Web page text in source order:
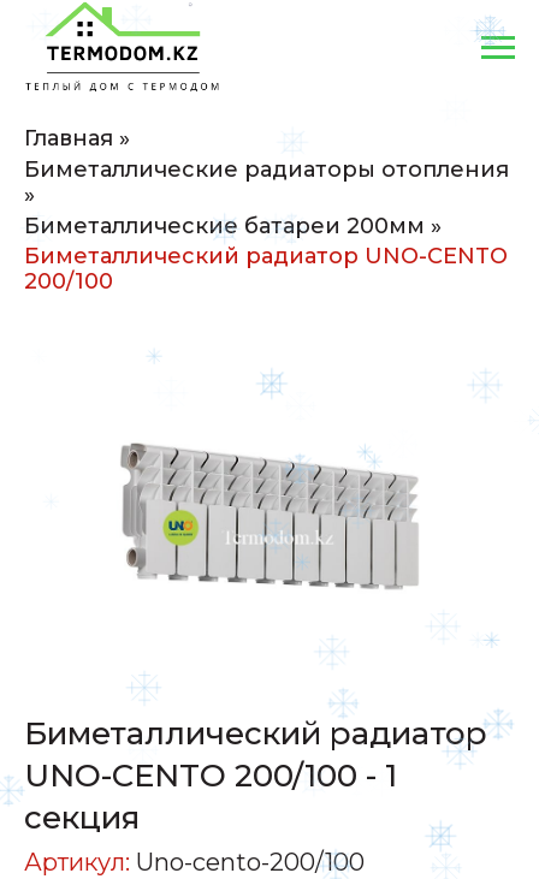
Главная »
Биметаллические радиаторы отопления
»
Биметаллические батареи 200мм »
Биметаллический радиатор UNO-CENTO
200/100
Биметаллический радиатор
UNO-CENTO 200/100 - 1
секция
Артикул: Uno-cento-200/100